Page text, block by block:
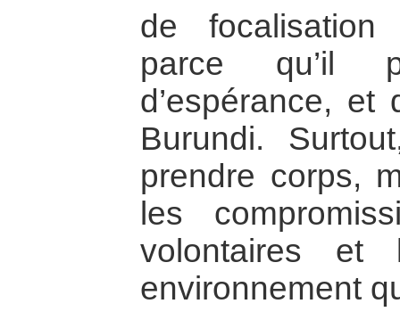
de focalisation
parce qu’il
d’espérance,
Burundi.
prendre corps,
les
volontaires et
environnement